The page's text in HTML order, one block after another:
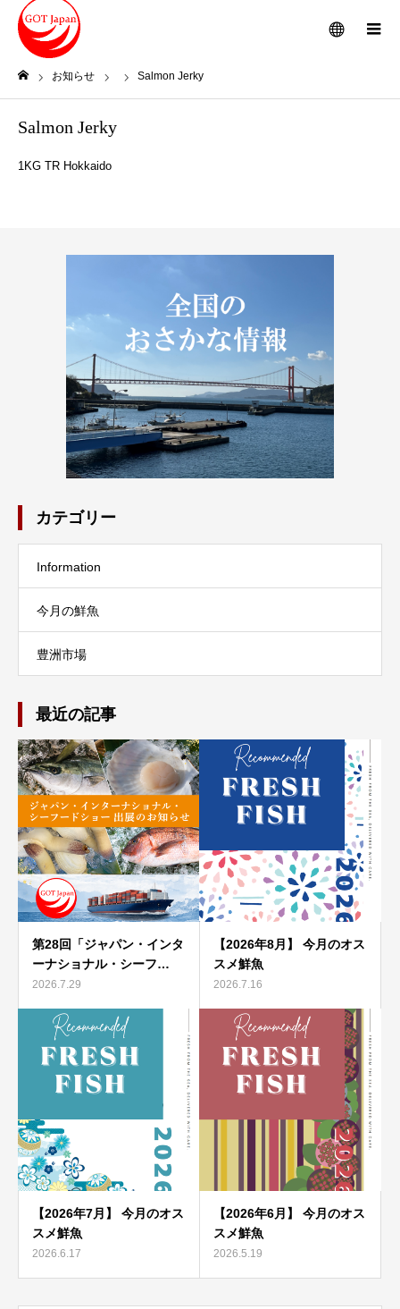
メニュー
お知らせ Salmon Jerky
Salmon Jerky
1KG TR Hokkaido
カテゴリー
Information
今月の鮮魚
豊洲市場
最近の記事
第28回「ジャパン・インタ
ーナショナル・シーフ…
2026.7.29
【2026年8月】 今月のオス
スメ鮮魚
2026.7.16
【2026年7月】 今月のオス
スメ鮮魚
2026.6.17
【2026年6月】 今月のオス
スメ鮮魚
2026.5.19